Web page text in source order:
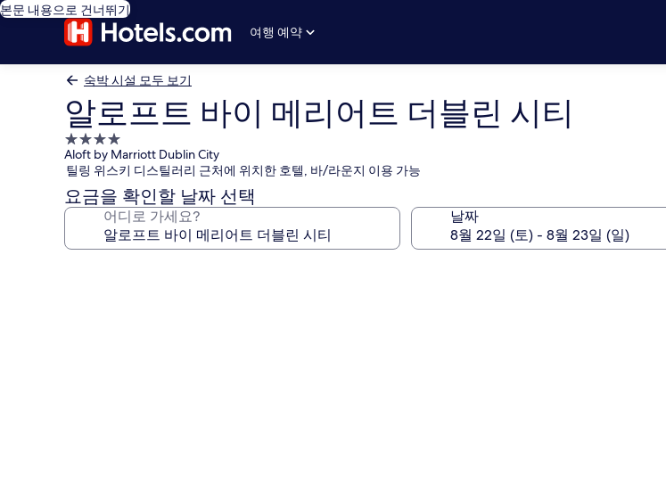
본문 내용으로 건너뛰기
여행 예약
숙박 시설 모두 보기
알로프트 바이 메리어트 더블린 시티
4.0
성
급
숙
박
Aloft by Marriott Dublin City
틸링 위스키 디스틸러리 근처에 위치한 호텔, 바/라운지 이용 가능
요금을 확인할 날짜 선택
어디로 가세요? 날짜